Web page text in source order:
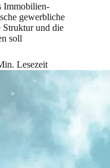
Immobilien-
gewerbliche
und die
soll
Lesezeit